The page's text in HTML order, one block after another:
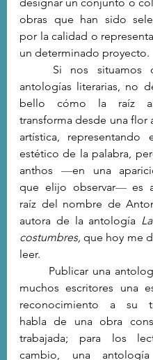
obras que han sido
por la calidad o
un determinado proyecto.
antologías literarias, no
bello cómo la raíz
transforma desde una flor
artística, representando
estético de la palabra,
anthos —en una
que elijo observar— es
raíz del nombre de
autora de la antología
costumbres, que hoy me
leer.
muchos escritores una
reconocimiento a su
habla de una obra
trabajada; para los
cambio, una